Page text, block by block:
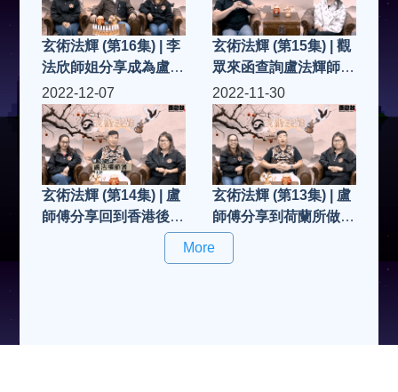
玄術法輝 (第16集) | 李
法欣師姐分享成為盧法
輝師傅弟子過程、感
受...
玄術法輝 (第15集) | 觀
眾來函查詢盧法輝師
傅: 如想拜師入門做弟
子..有什麼要求/資格?
2022-12-07
玄術法輝 (第14集) | 盧
師傅分享回到香港後求
2022-11-30
玄術法輝 (第13集) | 盧
師傅分享到荷蘭所做法
事、求助善信個案
More